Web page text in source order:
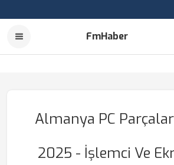
FmHaber
Almanya PC
2025 - İşlemci Ve